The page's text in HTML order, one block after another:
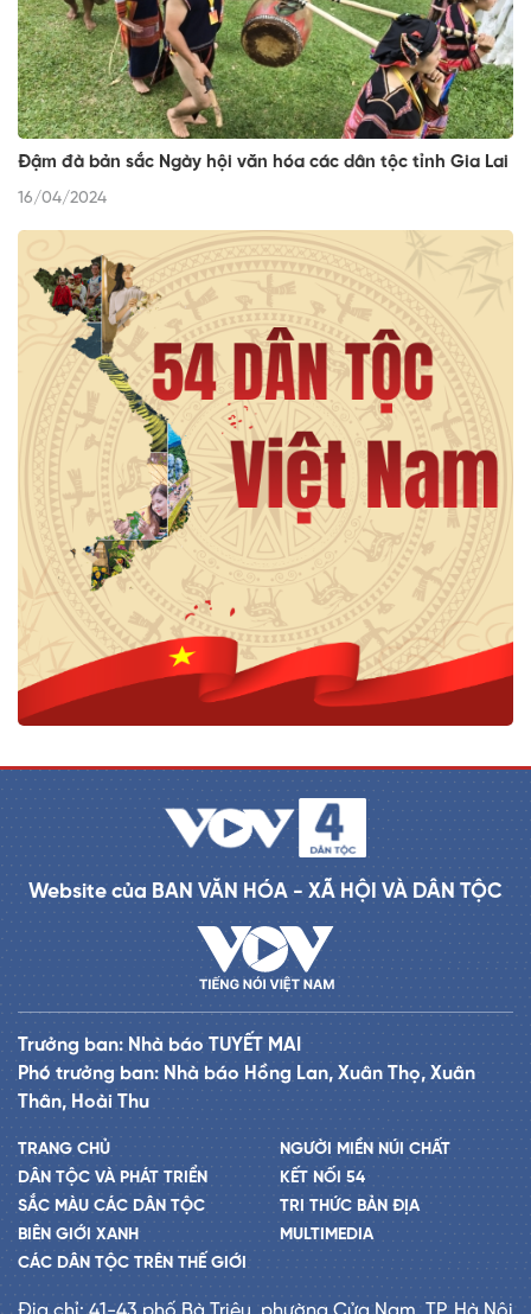
Đậm đà bản sắc Ngày hội văn hóa các dân tộc tỉnh Gia Lai
16/04/2024
Website của BAN VĂN HÓA - XÃ HỘI VÀ DÂN TỘC
Trưởng ban: Nhà báo TUYẾT MAI
Phó trưởng ban: Nhà báo Hồng Lan, Xuân Thọ, Xuân
Thân, Hoài Thu
TRANG CHỦ
DÂN TỘC VÀ PHÁT TRIỂN
SẮC MÀU CÁC DÂN TỘC
BIÊN GIỚI XANH
CÁC DÂN TỘC TRÊN THẾ GIỚI
NGƯỜI MIỀN NÚI CHẤT
KẾT NỐI 54
TRI THỨC BẢN ĐỊA
MULTIMEDIA